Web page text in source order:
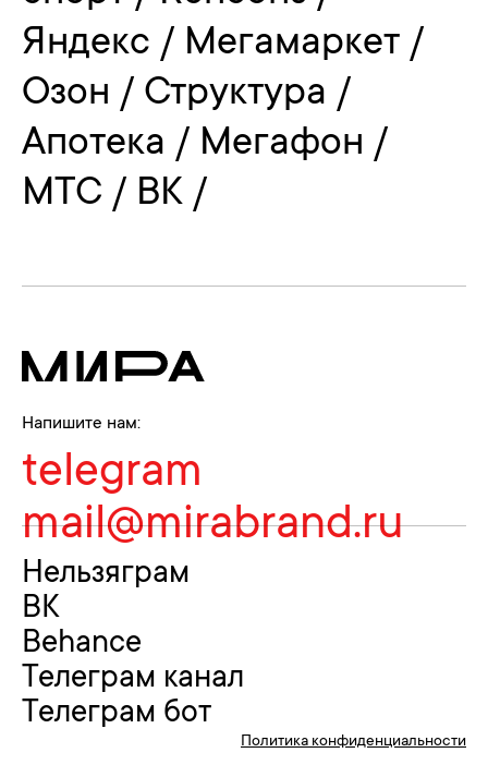
Яндекс / Мегамаркет /
Озон / Структура /
Апотека / Мегафон /
МТС / ВК /
Напишите нам:
telegram
mail@mirabrand.ru
Нельзяграм
ВК
Behance
Телеграм канал
Телеграм бот
Политика конфиденциальности